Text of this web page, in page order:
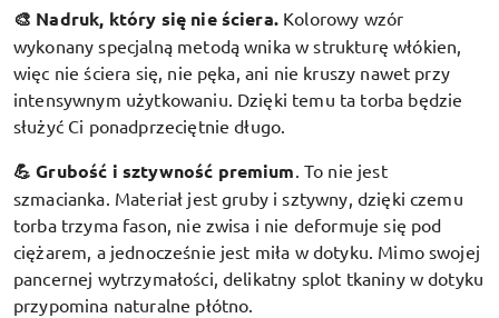
🎨 Nadruk, który się nie ściera. Kolorowy wzór
wykonany specjalną metodą wnika w strukturę włókien,
więc nie ściera się, nie pęka, ani nie kruszy nawet przy
intensywnym użytkowaniu. Dzięki temu ta torba będzie
służyć Ci ponadprzeciętnie długo.
💪 Grubość i sztywność premium To nie jest
szmacianka. Materiał jest gruby i sztywny, dzięki czemu
torba trzyma fason, nie zwisa i nie deformuje się pod
ciężarem, a jednocześnie jest miła w dotyku. Mimo swojej
pancernej wytrzymałości, delikatny splot tkaniny w dotyku
przypomina naturalne płótno.